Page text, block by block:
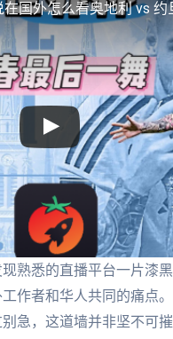
在国外怎么看奥地利 vs
熟悉的直播平台一片漆
作者和华人共同的痛点
急，这道墙并非坚不可